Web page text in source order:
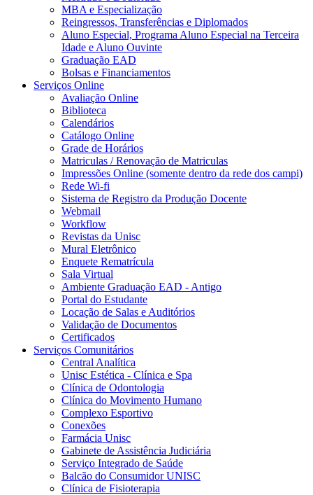
MBA e Especialização
Reingressos, Transferências e Diplomados
Aluno Especial, Programa Aluno Especial na Terceira
Idade e Aluno Ouvinte
Graduação EAD
Bolsas e Financiamentos
Serviços Online
Avaliação Online
Biblioteca
Calendários
Catálogo Online
Grade de Horários
Matriculas / Renovação de Matriculas
Impressões Online (somente dentro da rede dos campi)
Rede Wi-fi
Sistema de Registro da Produção Docente
Webmail
Workflow
Revistas da Unisc
Mural Eletrônico
Enquete Rematrícula
Sala Virtual
Ambiente Graduação EAD - Antigo
Portal do Estudante
Locação de Salas e Auditórios
Validação de Documentos
Certificados
Serviços Comunitários
Central Analítica
Unisc Estética - Clínica e Spa
Clínica de Odontologia
Clínica do Movimento Humano
Complexo Esportivo
Conexões
Farmácia Unisc
Gabinete de Assistência Judiciária
Serviço Integrado de Saúde
Balcão do Consumidor UNISC
Clínica de Fisioterapia